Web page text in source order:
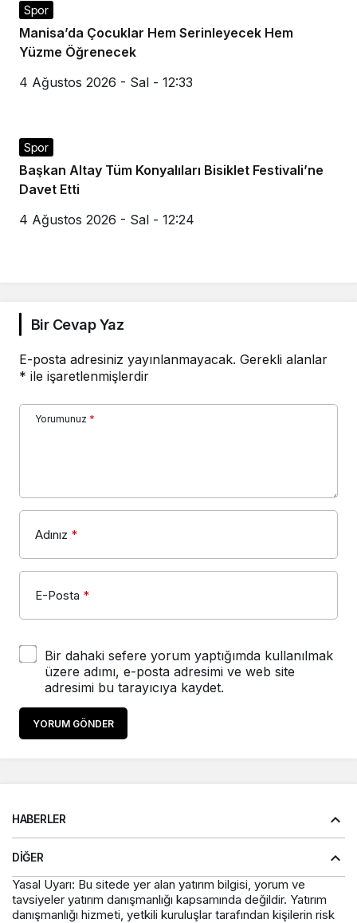
Spor
Manisa’da Çocuklar Hem Serinleyecek Hem
Yüzme Öğrenecek
4 Ağustos 2026 - Sal - 12:33
Spor
Başkan Altay Tüm Konyalıları Bisiklet Festivali’ne
Davet Etti
4 Ağustos 2026 - Sal - 12:24
Bir Cevap Yaz
E-posta adresiniz yayınlanmayacak. Gerekli alanlar
* ile işaretlenmişlerdir
Yorumunuz *
Adınız *
E-Posta *
Bir dahaki sefere yorum yaptığımda kullanılmak
üzere adımı, e-posta adresimi ve web site
adresimi bu tarayıcıya kaydet.
YORUM GÖNDER
HABERLER
DIĞER
Yasal Uyarı: Bu sitede yer alan yatırım bilgisi, yorum ve
tavsiyeler yatırım danışmanlığı kapsamında değildir. Yatırım
danışmanlığı hizmeti, yetkili kuruluşlar tarafından kişilerin risk